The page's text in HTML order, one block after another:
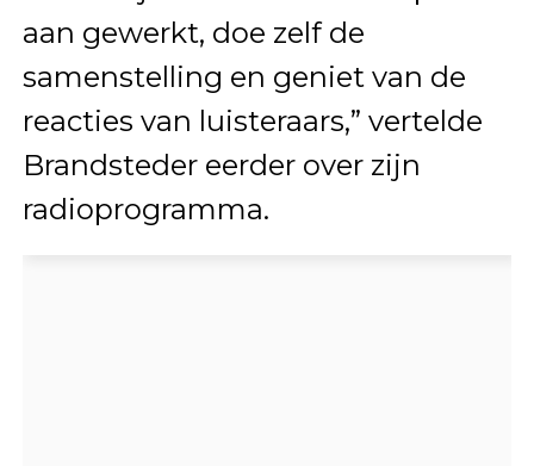
aan gewerkt, doe zelf de
samenstelling en geniet van de
reacties van luisteraars,” vertelde
Brandsteder eerder over zijn
radioprogramma.